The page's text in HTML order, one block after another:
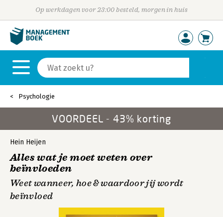
Op werkdagen voor 23:00 besteld, morgen in huis
Psychologie
VOORDEEL - 43% korting
Hein Heijen
Alles wat je moet weten over
beïnvloeden
Weet wanneer, hoe & waardoor jij wordt
beïnvloed